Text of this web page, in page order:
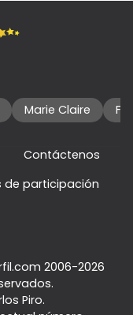
Marie Claire
Contáctenos
de participación
2006-2026
Piro.